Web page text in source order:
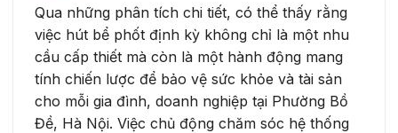
Qua những phân tích chi tiết, có thể thấy rằng
việc hút bể phốt định kỳ không chỉ là một nhu
cầu cấp thiết mà còn là một hành động mang
tính chiến lược để bảo vệ sức khỏe và tài sản
cho mỗi gia đình, doanh nghiệp tại Phường Bồ
Đề, Hà Nội. Việc chủ động chăm sóc hệ thống